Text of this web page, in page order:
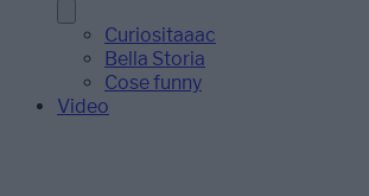
Curiositaaac
Bella Storia
Cose funny
Video